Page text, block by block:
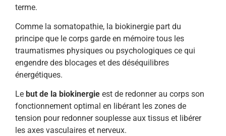
terme.
Comme la somatopathie, la biokinergie part du
principe que le corps garde en mémoire tous les
traumatismes physiques ou psychologiques ce qui
engendre des blocages et des déséquilibres
énergétiques.
Le but de la biokinergie est de redonner au corps son
fonctionnement optimal en libérant les zones de
tension pour redonner souplesse aux tissus et libérer
les axes vasculaires et nerveux.